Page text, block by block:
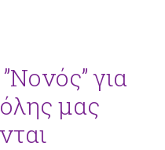
για
μας